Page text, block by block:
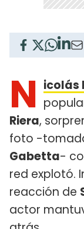
N icolás
Riera,
foto -
Gabetta-
red explotó.
reacción de
actor